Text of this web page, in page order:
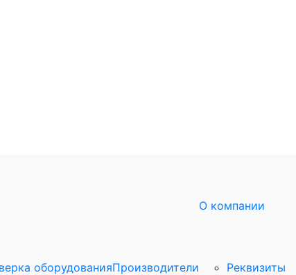
оборудованияПроизводители
О компании
Реквизиты